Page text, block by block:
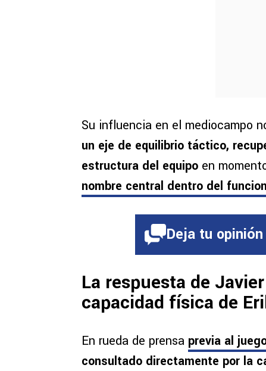
Su influencia en el mediocampo
un eje de equilibrio táctico,
estructura del equipo en
nombre central dentro del
Deja tu opinión
La respuesta de
capacidad física de
En rueda de prensa previa al
consultado directamente por la